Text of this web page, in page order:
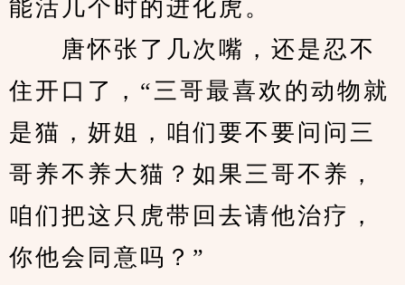
能活几个时的进化虎。
唐怀张了几次嘴，还是忍不
住开口了，“三哥最喜欢的动物就
是猫，妍姐，咱们要不要问问三
哥养不养大猫？如果三哥不养，
咱们把这只虎带回去请他治疗，
你他会同意吗？”